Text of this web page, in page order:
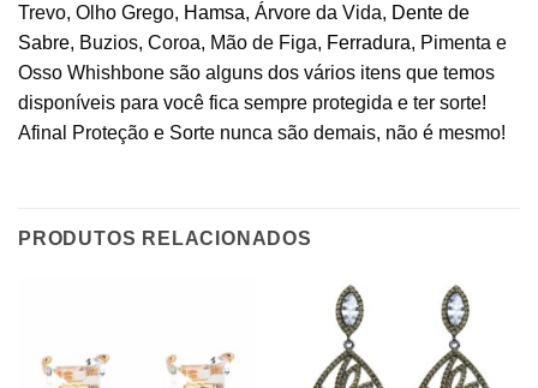
Trevo, Olho Grego, Hamsa, Árvore da Vida, Dente de
Sabre, Buzios, Coroa, Mão de Figa, Ferradura, Pimenta e
Osso Whishbone são alguns dos vários itens que temos
disponíveis para você fica sempre protegida e ter sorte!
Afinal Proteção e Sorte nunca são demais, não é mesmo!
PRODUTOS RELACIONADOS